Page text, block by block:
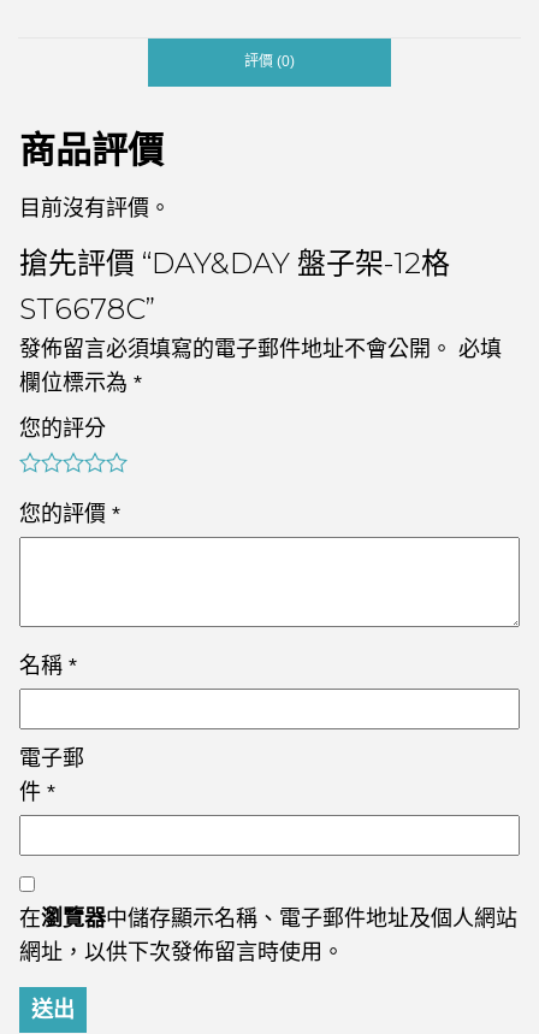
評價 (0)
商品評價
目前沒有評價。
搶先評價 “DAY&DAY 盤子架-12格
ST6678C”
發佈留言必須填寫的電子郵件地址不會公開。 必填
欄位標示為 *
您的評分
您的評價 *
名稱 *
電子郵
件 *
在瀏覽器中儲存顯示名稱、電子郵件地址及個人網站
網址，以供下次發佈留言時使用。